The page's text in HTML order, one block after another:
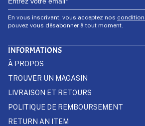
En vous inscrivant, vous acceptez nos
pouvez vous désabonner à tout moment.
INFORMATIONS
À PROPOS
TROUVER UN MAGASIN
LIVRAISON ET RETOURS
POLITIQUE DE REMBOURSEMENT
RETURN AN ITEM